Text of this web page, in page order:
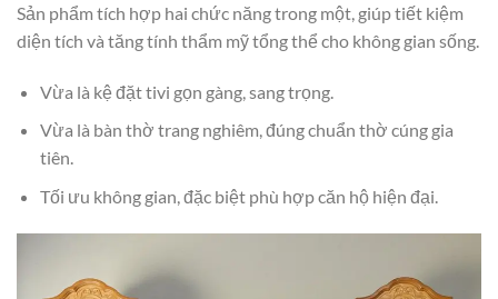
Sản phẩm tích hợp hai chức năng trong một, giúp tiết kiệm
diện tích và tăng tính thẩm mỹ tổng thể cho không gian sống.
Vừa là kệ đặt tivi gọn gàng, sang trọng.
Vừa là bàn thờ trang nghiêm, đúng chuẩn thờ cúng gia
tiên.
Tối ưu không gian, đặc biệt phù hợp căn hộ hiện đại.